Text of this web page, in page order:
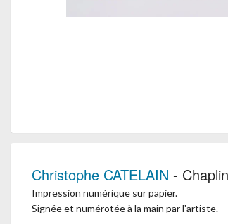
Christophe CATELAIN -
Impression numérique sur papier.
Signée et numérotée à la main par l'artiste.